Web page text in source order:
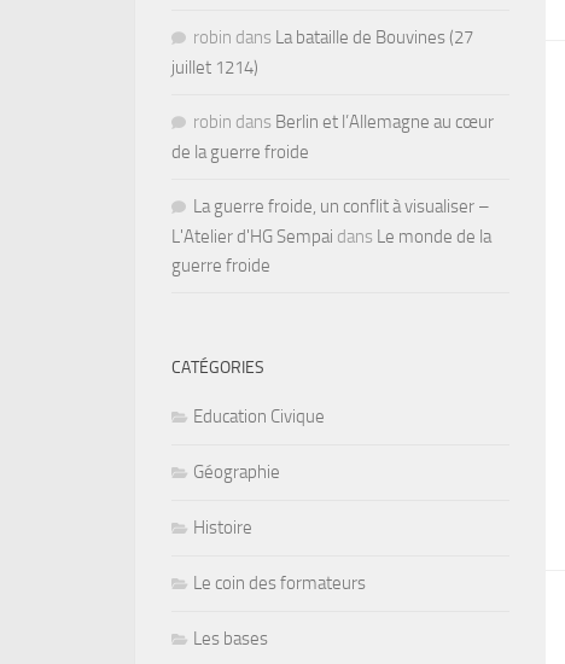
robin dans La bataille de Bouvines (27
juillet 1214)
robin dans Berlin et l’Allemagne au cœur
de la guerre froide
La guerre froide, un conflit à visualiser –
L'Atelier d'HG Sempai dans Le monde de la
guerre froide
CATÉGORIES
Education Civique
Géographie
Histoire
Le coin des formateurs
Les bases